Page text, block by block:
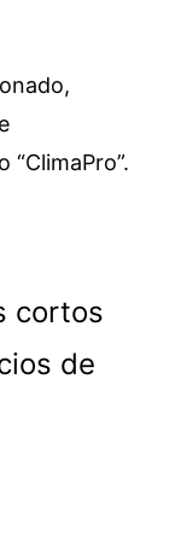
“ClimaPro”.
cortos
de